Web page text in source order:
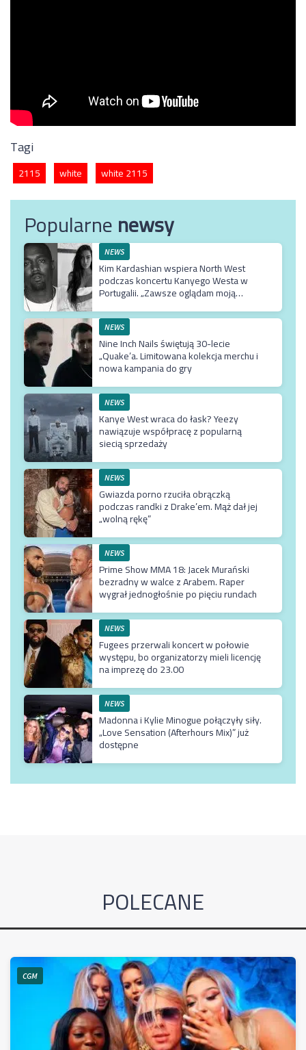
Tagi
2115 white white 2115
Popularnenewsy
NEWS
Kim Kardashian wspiera North West
podczas koncertu Kanyego Westa w
Portugalii. „Zawsze oglądam moją
NEWS
Nine Inch Nails świętują 30-lecie
„Quake’a. Limitowana kolekcja merchu i
nowa kampania do gry
NEWS
Kanye West wraca do łask? Yeezy
nawiązuje współpracę z popularną
siecią sprzedaży
NEWS
Gwiazda porno rzuciła obrączką
podczas randki z Drake’em. Mąż dał jej
„wolną rękę”
NEWS
Prime Show MMA 18: Jacek Murański
bezradny w walce z Arabem. Raper
wygrał jednogłośnie po pięciu rundach
NEWS
Fugees przerwali koncert w połowie
występu, bo organizatorzy mieli licencję
na imprezę do 23.00
NEWS
Madonna i Kylie Minogue połączyły siły.
„Love Sensation (Afterhours Mix)” już
dostępne
POLECANE
CGM